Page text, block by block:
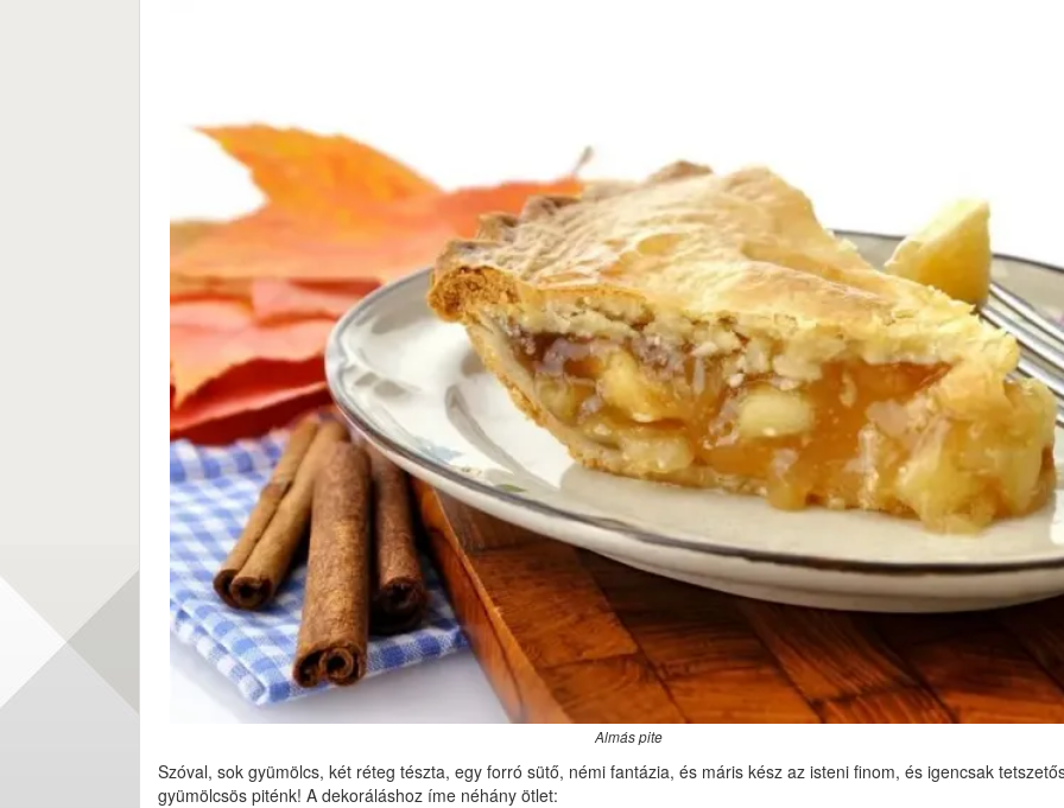
Almás pite
Szóval, sok gyümölcs, két réteg tészta, egy forró sütő, némi fantázia, és máris kész az isteni finom, és igencsak
gyümölcsös piténk! A dekoráláshoz íme néhány ötlet: